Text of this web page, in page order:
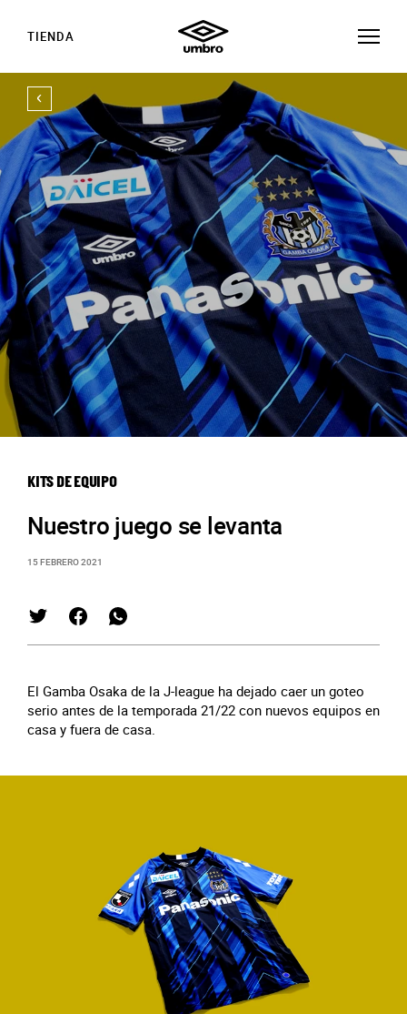
TIENDA
KITS DE EQUIPO
Nuestro juego se levanta
15 FEBRERO 2021
El Gamba Osaka de la J-league ha dejado caer un goteo
serio antes de la temporada 21/22 con nuevos equipos en
casa y fuera de casa.